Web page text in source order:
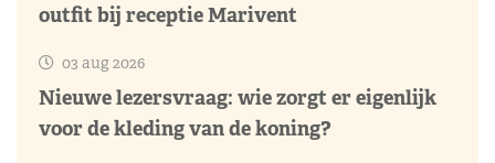
outfit bij receptie Marivent
03 aug 2026
Nieuwe lezersvraag: wie zorgt er eigenlijk
voor de kleding van de koning?